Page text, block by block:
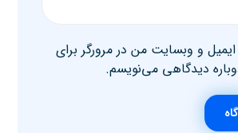
ایمیل و وبسایت من در مرورگر برای
دیدگاهی می‌نویسم.